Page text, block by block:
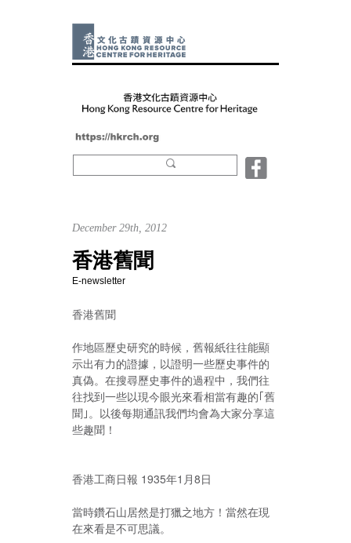
December 29th, 2012
香港舊聞
E-newsletter
香港舊聞
作地區歷史研究的時候，舊報紙往往能顯
示出有力的證據，以證明一些歷史事件的
真偽。在搜尋歷史事件的過程中，我們往
往找到一些以現今眼光來看相當有趣的｢舊
聞｣。以後每期通訊我們均會為大家分享這
些趣聞！
香港工商日報 1935年1月8日
當時鑽石山居然是打獵之地方！當然在現
在來看是不可思議。